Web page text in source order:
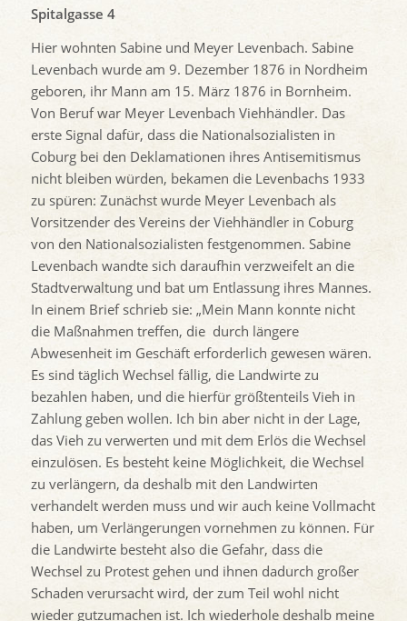
Spitalgasse 4
Hier wohnten Sabine und Meyer Levenbach. Sabine
Levenbach wurde am 9. Dezember 1876 in Nordheim
geboren, ihr Mann am 15. März 1876 in Bornheim.
Von Beruf war Meyer Levenbach Viehhändler. Das
erste Signal dafür, dass die Nationalsozialisten in
Coburg bei den Deklamationen ihres Antisemitismus
nicht bleiben würden, bekamen die Levenbachs 1933
zu spüren: Zunächst wurde Meyer Levenbach als
Vorsitzender des Vereins der Viehhändler in Coburg
von den Nationalsozialisten festgenommen. Sabine
Levenbach wandte sich daraufhin verzweifelt an die
Stadtverwaltung und bat um Entlassung ihres Mannes.
In einem Brief schrieb sie: „Mein Mann konnte nicht
die Maßnahmen treffen, die durch längere
Abwesenheit im Geschäft erforderlich gewesen wären.
Es sind täglich Wechsel fällig, die Landwirte zu
bezahlen haben, und die hierfür größtenteils Vieh in
Zahlung geben wollen. Ich bin aber nicht in der Lage,
das Vieh zu verwerten und mit dem Erlös die Wechsel
einzulösen. Es besteht keine Möglichkeit, die Wechsel
zu verlängern, da deshalb mit den Landwirten
verhandelt werden muss und wir auch keine Vollmacht
haben, um Verlängerungen vornehmen zu können. Für
die Landwirte besteht also die Gefahr, dass die
Wechsel zu Protest gehen und ihnen dadurch großer
Schaden verursacht wird, der zum Teil wohl nicht
wieder gutzumachen ist. Ich wiederhole deshalb meine